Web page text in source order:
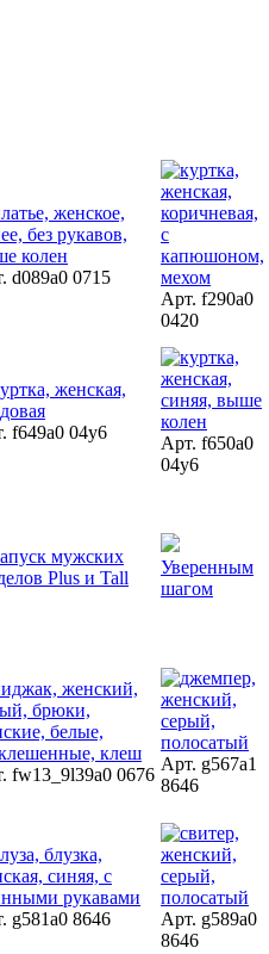
d089a0 0715
Арт. f290a0
0420
f649a0 04y6
Арт. f650a0
04y6
мужских
Plus и Tall
Уверенным
шагом
fw13_9l39a0 0676
Арт. g567a1
8646
g581a0 8646
Арт. g589a0
8646